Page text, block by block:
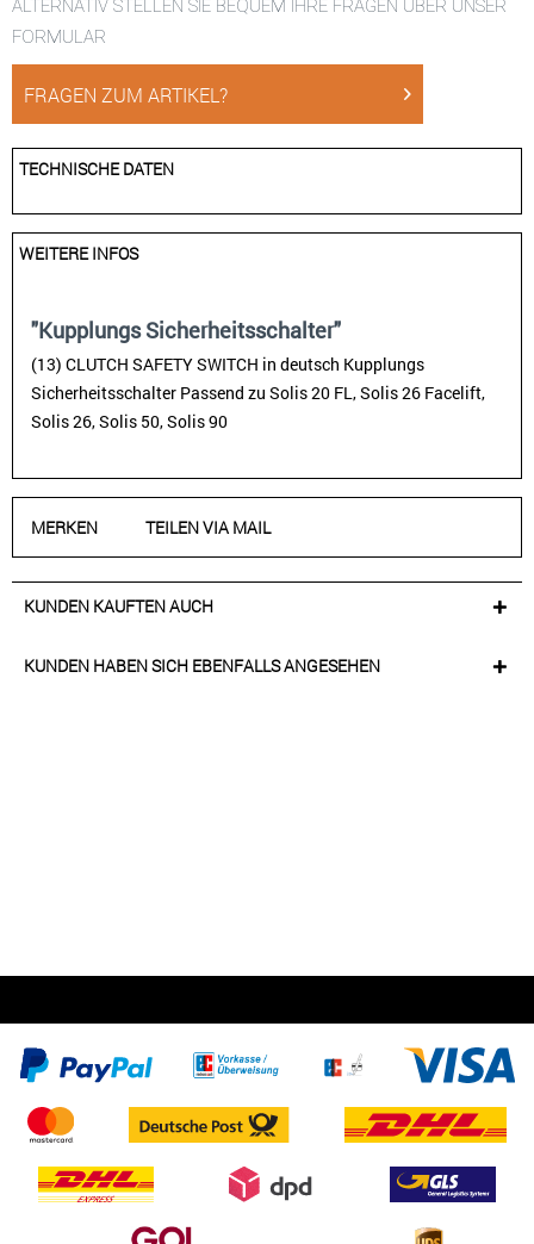
ALTERNATIV STELLEN SIE BEQUEM IHRE FRAGEN ÜBER UNSER
FORMULAR
FRAGEN ZUM ARTIKEL?
TECHNISCHE DATEN
WEITERE INFOS
"Kupplungs Sicherheitsschalter"
(13) CLUTCH SAFETY SWITCH in deutsch Kupplungs
Sicherheitsschalter Passend zu Solis 20 FL, Solis 26 Facelift,
Solis 26, Solis 50, Solis 90
MERKEN TEILEN VIA MAIL
KUNDEN KAUFTEN AUCH
KUNDEN HABEN SICH EBENFALLS ANGESEHEN